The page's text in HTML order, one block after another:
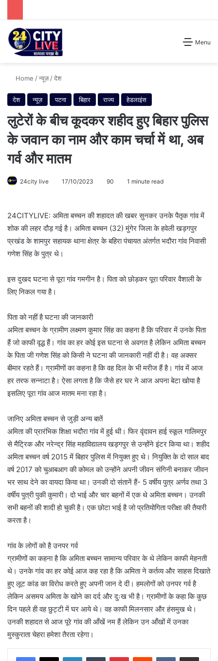
Menu
Search for
Home /न्यूज़ /देश
देश न्यूज़ पटना बिहार राज्य हेडलाइंस
लुटेरों के बीच कूदकर शहीद हुए बिहार पुलिस
के जवान का नाम और काम चर्चा में था, अब
गर्व और मातम
24city live 17/10/2023 90 1 minute read
24CITYLIVE: अमिता बच्चन की शहादत की खबर सुनकर उनके पैतृक गांव में
शोक की लहर दौड़ गई है। अमिता बच्चन (32) मुंगेर जिला के हवेली खड़गपुर
प्रखंड के शामपुर सहायक थाना क्षेत्र के बहिरा पंचायत अंतर्गत भदौरा गांव निवासी
गणेश सिंह के पुत्र थे।
इस दुखद घटना से पूरा गांव गमगीन है। पिता को छोड़कर पूरा परिवार वैशाली के
लिए निकल गया है।
पिता को नहीं है घटना की जानकारी
अमिता बच्चन के ग्रामीण लक्ष्मण कुमार सिंह का कहना है कि परिवार में उनके पिता
हैं जो काफी वृद्ध हैं। गांव का हर कोई इस घटना से अवगत है लेकिन अमिता बच्चन
के पिता जी गणेश सिंह को किसी ने घटना की जानकारी नहीं दी है। वह अक्सर
बीमार रहते हैं। ग्रामीणों का कहना है कि वह दिल के भी मरीज हैं है। गांव में आज
हर तरफ सन्नाटा है। ऐसा लगता है कि जैसे हर घर ने आज अपना बेटा खोया है
इसलिए पूरा गांव आज मातम मना रहा है।
जानिए अमिता बच्चन से जुड़ी अन्य बातें
अमिता की प्रारंभिक शिक्षा भदौरा गांव में हुई थी। फिर वृंदावन हाई स्कूल गालिमपुर
से मैट्रिक और नरेन्द्र सिंह महाविद्यालय खड़गपुर से उन्होंने इंटर किया था। शहीद
अमिता बच्चन वर्ष 2015 में बिहार पुलिस में नियुक्त हुए थे। नियुक्ति के दो साल बाद
वर्ष 2017 को चुआबआग की कोमल को उन्होंने अपनी जीवन संगिनी बनाकर जीवन
भर साथ देने का वायदा किया था। उनकी दो संतानें हैं- 5 वर्षीय पुत्र अर्णव तथा 3
वर्षीय पुत्री पुकी कुमारी। दो भाई और चार बहनों में एक थे अमिता बच्चन। उनकी
सभी बहनों की शादी हो चुकी है। एक छोटा भाई है जो प्रतियोगिता परीक्षा की तैयारी
करता है।
गांव के लोगों को है उनपर गर्व
ग्रामीणों का कहना है कि अमिता बच्चन सामान्य परिवार के थे लेकिन काफी मेहनती
थे। उनके गांव का हर कोई आज कह रहा है कि अमिता ने कर्तव्य और साहस दिखाते
हुए लूट कांड का विरोध करते हुए अपनी जान दे दी। हमलोगों को उनपर गर्व है
लेकिन असमय अमिता के खोने का दर्द और दुःख भी है। ग्रामीणों के कहा कि कुछ
दिन पहले ही वह छुट्टी में घर आये थे। वह काफी मिलनसार और हंसमुख थे।
उनकी शहादत से आज पूरे गांव की आँखें नम हैं लेकिन उन आँखों में उनका
मुस्कुराता चेहरा हमेशा तैरता रहेगा।
LinkedInTumblr PinterestReddit VKontakteShare via Email